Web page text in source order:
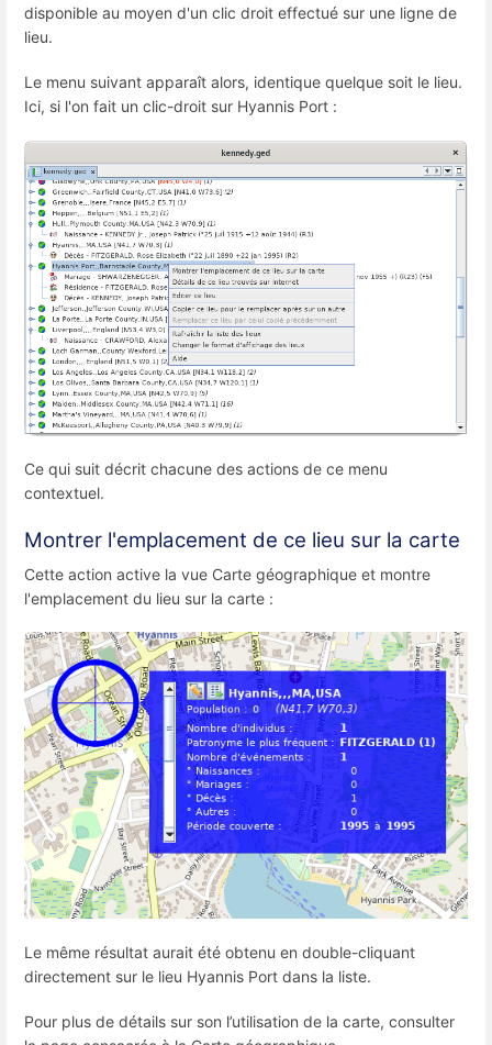
disponible au moyen d'un clic droit effectué sur une ligne de
lieu.
Le menu suivant apparaît alors, identique quelque soit le lieu.
Ici, si l'on fait un clic-droit sur Hyannis Port :
Ce qui suit décrit chacune des actions de ce menu
contextuel.
Montrer l'emplacement de ce lieu sur la carte
Cette action active la vue Carte géographique et montre
l'emplacement du lieu sur la carte :
Le même résultat aurait été obtenu en double-cliquant
directement sur le lieu Hyannis Port dans la liste.
Pour plus de détails sur son l’utilisation de la carte, consulter